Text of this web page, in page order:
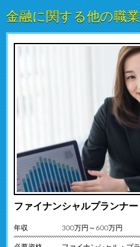
金融に関する他の職業
ファイナンシャルプランナー
年収 300万円～600万円